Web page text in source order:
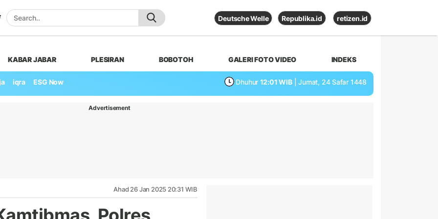
Deutsche Welle Republika.id retizen.id
KABAR JABAR PLESIRAN BOBOTOH GALERI FOTO VIDEO INDEKS
iqra ESG Now Dhuhur 12:01 WIB | Jumat, 24 Safar 1448
Advertisement
Ahad 26 Jan 2025 20:31 WIB